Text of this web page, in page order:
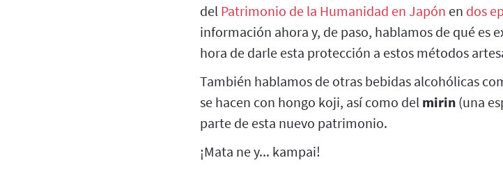
del Patrimonio de la Humanidad en Japón en dos
información ahora y, de paso, hablamos de qué es
hora de darle esta protección a estos métodos
También hablamos de otras bebidas alcohólicas
se hacen con hongo koji, así como del mirin (una
parte de esta nuevo patrimonio.
¡Mata ne y... kampai!